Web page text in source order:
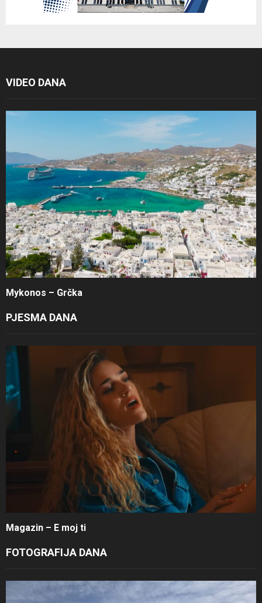
VIDEO DANA
Mykonos – Grčka
PJESMA DANA
Magazin – E moj ti
FOTOGRAFIJA DANA